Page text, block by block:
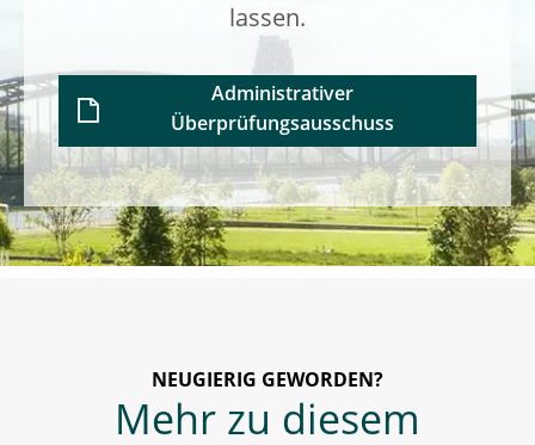
lassen.
Administrativer
Überprüfungsausschuss
NEUGIERIG GEWORDEN?
Mehr zu diesem